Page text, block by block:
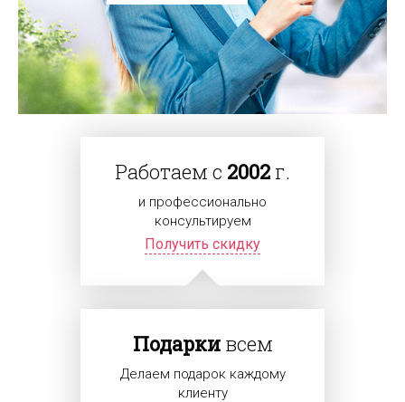
Работаем с 2002 г.
и профессионально
консультируем
Получить скидку
Подаркивсем
Делаем подарок каждому
клиенту